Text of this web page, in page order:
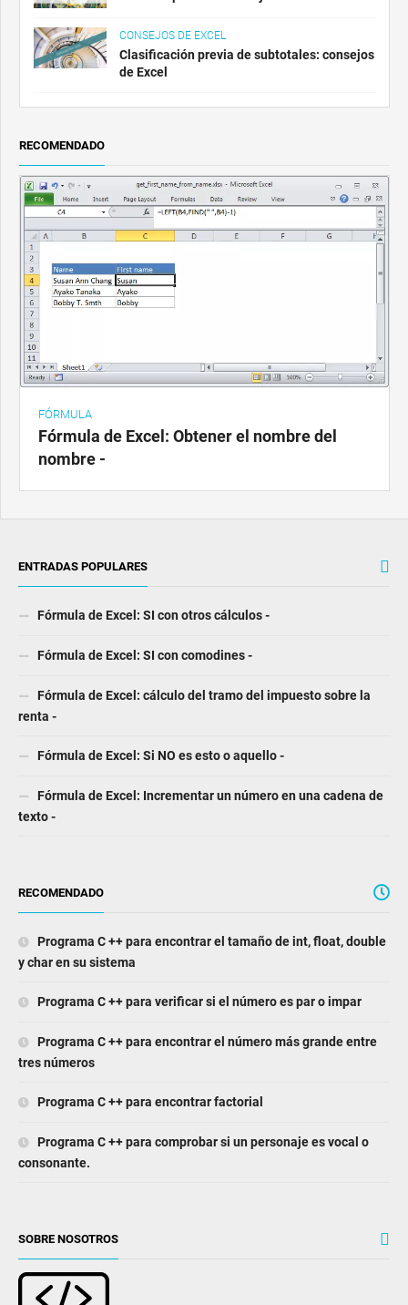
CONSEJOS DE EXCEL
Clasificación previa de subtotales: consejos
de Excel
RECOMENDADO
FÓRMULA
Fórmula de Excel: Obtener el nombre del
nombre -
ENTRADAS POPULARES
Fórmula de Excel: SI con otros cálculos -
Fórmula de Excel: SI con comodines -
Fórmula de Excel: cálculo del tramo del impuesto sobre la
renta -
Fórmula de Excel: Si NO es esto o aquello -
Fórmula de Excel: Incrementar un número en una cadena de
texto -
RECOMENDADO
Programa C ++ para encontrar el tamaño de int, float, double
y char en su sistema
Programa C ++ para verificar si el número es par o impar
Programa C ++ para encontrar el número más grande entre
tres números
Programa C ++ para encontrar factorial
Programa C ++ para comprobar si un personaje es vocal o
consonante.
SOBRE NOSOTROS